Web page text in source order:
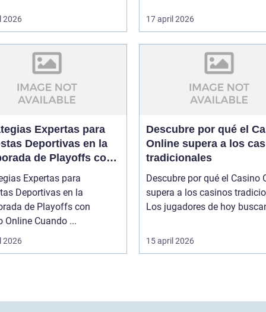
2026 17 april 2026
Expertas para
Deportivas en la
de Playoffs con
Online
Expertas para
Deportivas en la
de Playoffs con
Online Cuando ...
2026
Descubre por qué el
Online supera a los
tradicionales
Descubre por qué el Casino
supera a los casinos
Los jugadores de hoy
15 april 2026